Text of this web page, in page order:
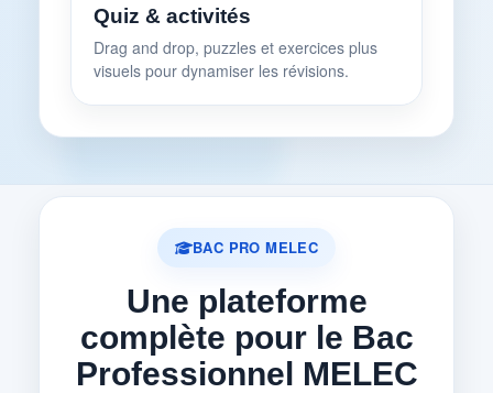
Quiz & activités
Drag and drop, puzzles et exercices plus
visuels pour dynamiser les révisions.
BAC PRO MELEC
Une plateforme
complète pour le Bac
Professionnel MELEC